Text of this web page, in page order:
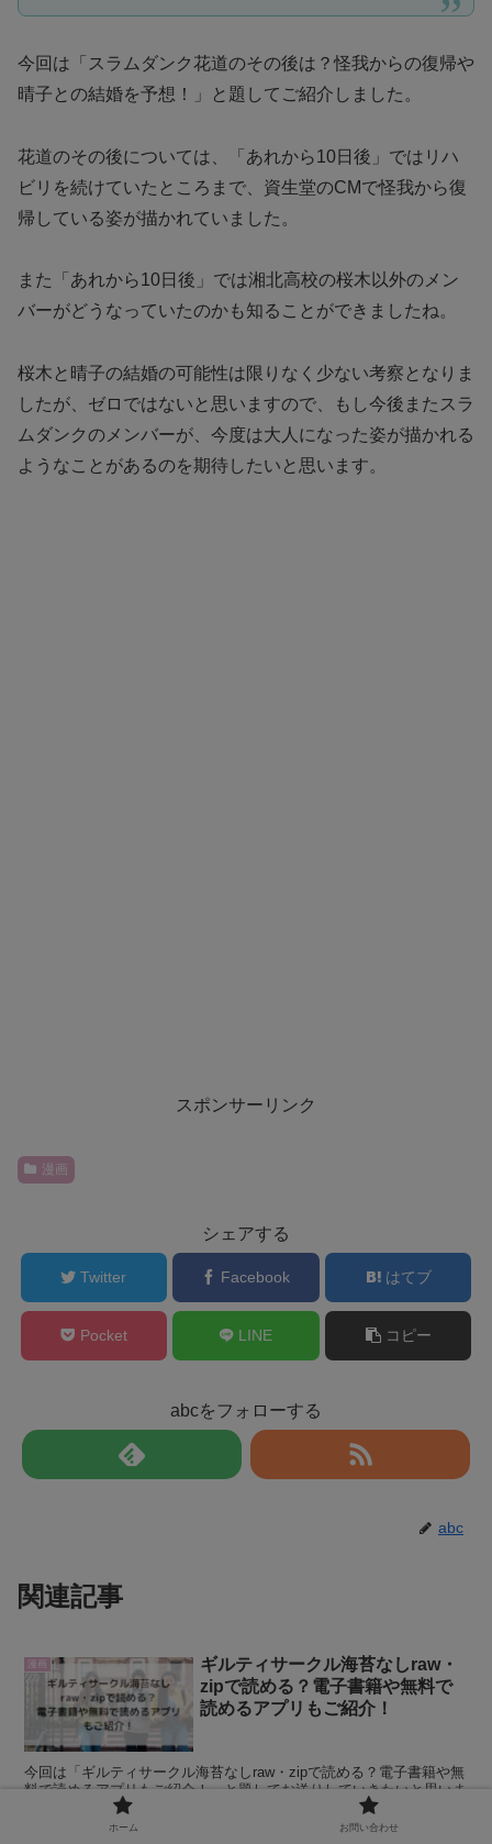
今回は「スラムダンク花道のその後は？怪我からの復帰や
晴子との結婚を予想！」と題してご紹介しました。
花道のその後については、「あれから10日後」ではリハ
ビリを続けていたところまで、資生堂のCMで怪我から復
帰している姿が描かれていました。
また「あれから10日後」では湘北高校の桜木以外のメン
バーがどうなっていたのかも知ることができましたね。
桜木と晴子の結婚の可能性は限りなく少ない考察となりま
したが、ゼロではないと思いますので、もし今後またスラ
ムダンクのメンバーが、今度は大人になった姿が描かれる
ようなことがあるのを期待したいと思います。
スポンサーリンク
漫画
シェアする
Twitter Facebook はてブ
Pocket LINE コピー
abcをフォローする
abc
関連記事
漫画
ギルティサークル海苔なしraw・
zipで読める？電子書籍や無料で
読めるアプリもご紹介！
今回は「ギルティサークル海苔なしraw・zipで読める？電子書籍や無
料で読めるアプリもご紹介！」と題してお送りしていきたいと思いま
す。 「東京に行けば…大学に入れば…サークルに入れば、彼女がで
きる！」と信じる主人公・沢屋は、憧れの青応...
ホーム お問い合わせ